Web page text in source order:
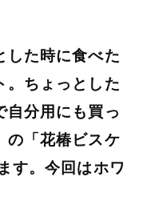
した時に食べた
。ちょっとした
自分用にも買っ
の「花椿ビスケ
す。今回はホワ